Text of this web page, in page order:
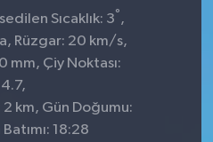
Sıcaklık: 3° ,
Rüzgar: 20 km/s,
mm, Çiy Noktası:
4.7,
km, Gün Doğumu:
18:28